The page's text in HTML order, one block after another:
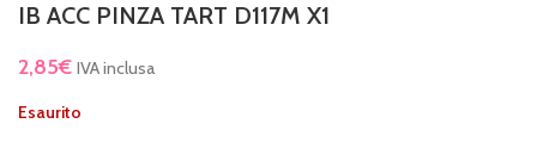
IB ACC PINZA TART D117M X1
2,85€ IVA inclusa
Esaurito